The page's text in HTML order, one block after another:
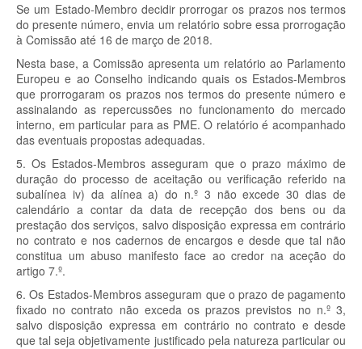
Se um Estado-Membro decidir prorrogar os prazos nos termos
do presente número, envia um relatório sobre essa prorrogação
à Comissão até 16 de março de 2018.
Nesta base, a Comissão apresenta um relatório ao Parlamento
Europeu e ao Conselho indicando quais os Estados-Membros
que prorrogaram os prazos nos termos do presente número e
assinalando as repercussões no funcionamento do mercado
interno, em particular para as PME. O relatório é acompanhado
das eventuais propostas adequadas.
5. Os Estados-Membros asseguram que o prazo máximo de
duração do processo de aceitação ou verificação referido na
subalínea iv) da alínea a) do n.º 3 não excede 30 dias de
calendário a contar da data de recepção dos bens ou da
prestação dos serviços, salvo disposição expressa em contrário
no contrato e nos cadernos de encargos e desde que tal não
constitua um abuso manifesto face ao credor na aceção do
artigo 7.º.
6. Os Estados-Membros asseguram que o prazo de pagamento
fixado no contrato não exceda os prazos previstos no n.º 3,
salvo disposição expressa em contrário no contrato e desde
que tal seja objetivamente justificado pela natureza particular ou